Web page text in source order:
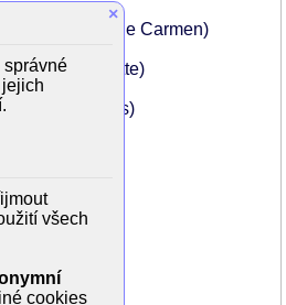
généreuse de Carmen)
de la guinguette)
Jean-Charles)
(Bernard)
boucher)
×
správné
všech
cookies